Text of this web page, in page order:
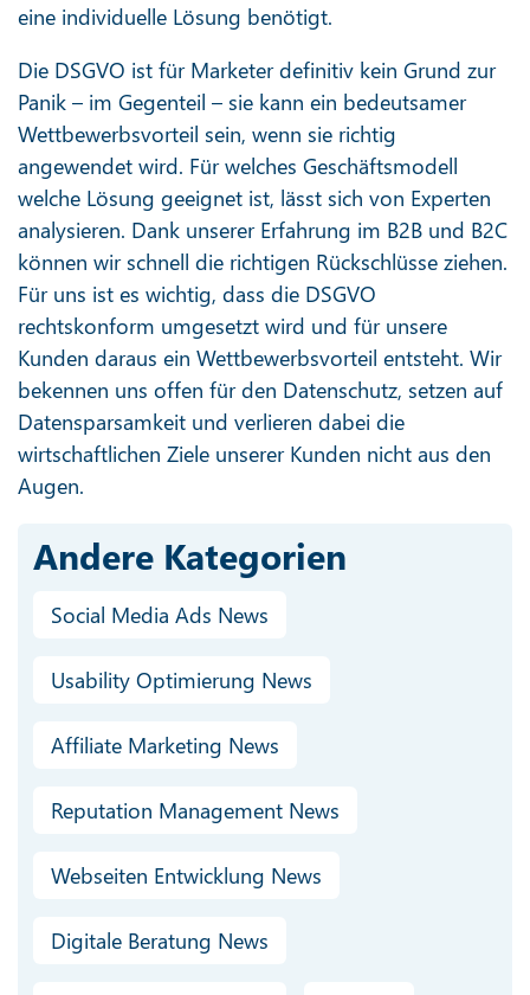
Andere Kategorien
Social Media Ads News
Usability Optimierung News
Affiliate Marketing News
Reputation Management News
Webseiten Entwicklung News
Digitale Beratung News
eine individuelle Lösung benötigt.
Die DSGVO ist für Marketer definitiv kein Grund zur
Panik – im Gegenteil – sie kann ein bedeutsamer
Wettbewerbsvorteil sein, wenn sie richtig
angewendet wird. Für welches Geschäftsmodell
welche Lösung geeignet ist, lässt sich von Experten
analysieren. Dank unserer Erfahrung im B2B und B2C
können wir schnell die richtigen Rückschlüsse ziehen.
Für uns ist es wichtig, dass die DSGVO
rechtskonform umgesetzt wird und für unsere
Kunden daraus ein Wettbewerbsvorteil entsteht. Wir
bekennen uns offen für den Datenschutz, setzen auf
Datensparsamkeit und verlieren dabei die
wirtschaftlichen Ziele unserer Kunden nicht aus den
Augen.